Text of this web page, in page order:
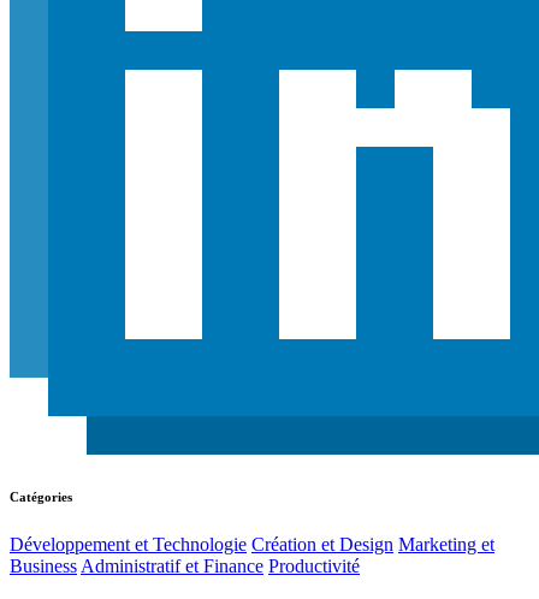
Catégories
Développement et Technologie Création et Design Marketing et
Business Administratif et Finance Productivité